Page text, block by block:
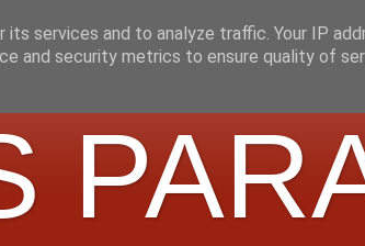
services and to analyze traffic. Your IP
and security metrics to ensure quality of